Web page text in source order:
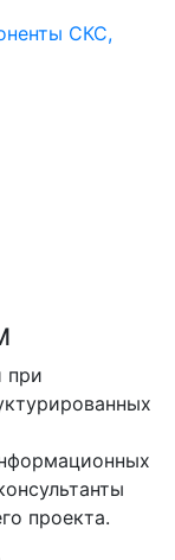
при
проекта.